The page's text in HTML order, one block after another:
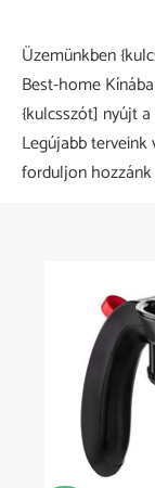
Üzemünkben
Best-home
{kulcsszót] nyújt
Legújabb
forduljon